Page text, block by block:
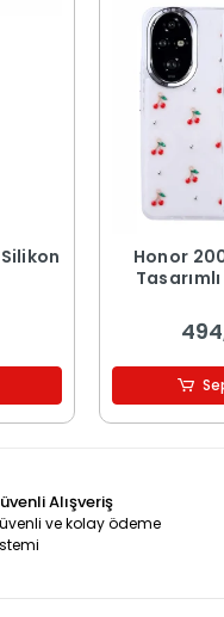
Honor
Alışveriş
ve kolay ödeme